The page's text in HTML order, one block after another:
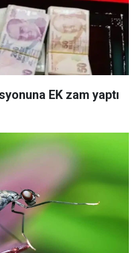
EK zam yaptı